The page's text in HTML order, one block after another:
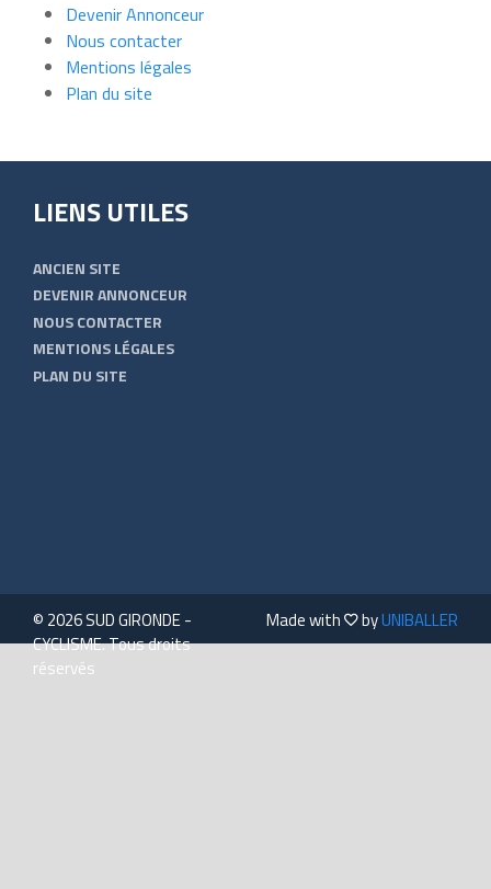
Devenir Annonceur
Nous contacter
Mentions légales
Plan du site
LIENS UTILES
ANCIEN SITE
DEVENIR ANNONCEUR
NOUS CONTACTER
MENTIONS LÉGALES
PLAN DU SITE
© 2026 SUD GIRONDE -
CYCLISME. Tous droits
réservés
Made with byUNIBALLER